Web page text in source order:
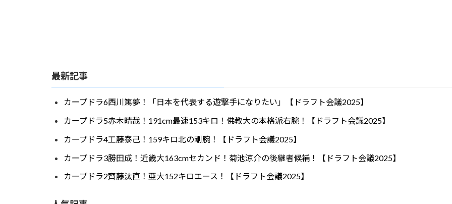
最新記事
カープドラ6西川篤夢！「日本を代表する遊撃手になりたい」【ドラフト会議2025】
カープドラ5赤木晴哉！191cm最速153キロ！佛教大の本格派右腕！【ドラフト会議2025】
カープドラ4工藤泰己！159キロ北の剛腕！【ドラフト会議2025】
カープドラ3勝田成！近畿大163cmセカンド！菊池涼介の後継者候補！【ドラフト会議2025】
カープドラ2齊藤汰直！亜大152キロエース！【ドラフト会議2025】